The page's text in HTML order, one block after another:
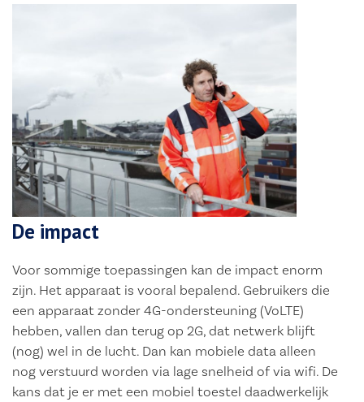
De impact
Voor sommige toepassingen kan de impact enorm
zijn. Het apparaat is vooral bepalend. Gebruikers die
een apparaat zonder 4G-ondersteuning (VoLTE)
hebben, vallen dan terug op 2G, dat netwerk blijft
(nog) wel in de lucht. Dan kan mobiele data alleen
nog verstuurd worden via lage snelheid of via wifi. De
kans dat je er met een mobiel toestel daadwerkelijk